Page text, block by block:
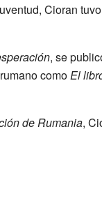
Cioran
, se
comoEl
de Rumania,